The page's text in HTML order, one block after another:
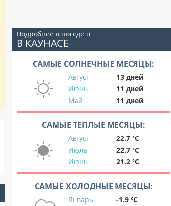
Подробнее о погоде в
В КАУНАСЕ
САМЫЕ СОЛНЕЧНЫЕ МЕСЯЦЫ:
Август
13 дней
Июнь
11 дней
Май
11 дней
САМЫЕ ТЕПЛЫЕ МЕСЯЦЫ:
Август
22.7 °C
Июль
22.7 °C
Июнь
21.2 °C
САМЫЕ ХОЛОДНЫЕ МЕСЯЦЫ:
Январь
-1.9 °C